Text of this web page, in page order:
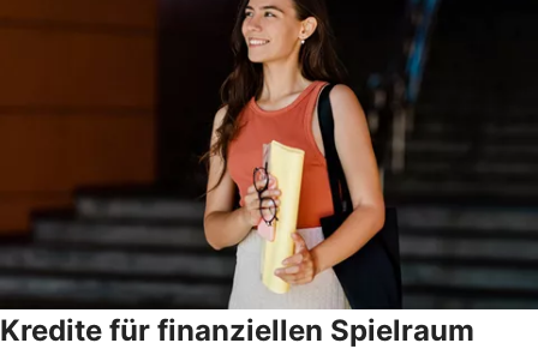
Kredite für finanziellen Spielraum